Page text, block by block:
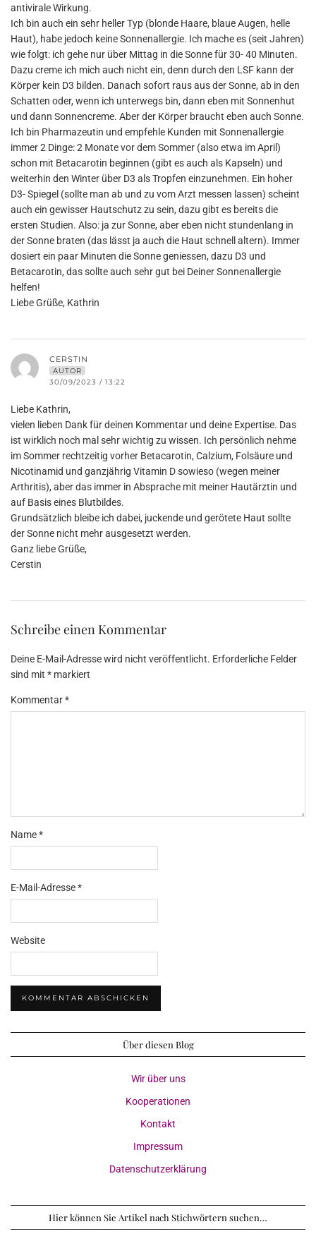
antivirale Wirkung.
Ich bin auch ein sehr heller Typ (blonde Haare, blaue Augen, helle
Haut), habe jedoch keine Sonnenallergie. Ich mache es (seit Jahren)
wie folgt: ich gehe nur über Mittag in die Sonne für 30- 40 Minuten.
Dazu creme ich mich auch nicht ein, denn durch den LSF kann der
Körper kein D3 bilden. Danach sofort raus aus der Sonne, ab in den
Schatten oder, wenn ich unterwegs bin, dann eben mit Sonnenhut
und dann Sonnencreme. Aber der Körper braucht eben auch Sonne.
Ich bin Pharmazeutin und empfehle Kunden mit Sonnenallergie
immer 2 Dinge: 2 Monate vor dem Sommer (also etwa im April)
schon mit Betacarotin beginnen (gibt es auch als Kapseln) und
weiterhin den Winter über D3 als Tropfen einzunehmen. Ein hoher
D3- Spiegel (sollte man ab und zu vom Arzt messen lassen) scheint
auch ein gewisser Hautschutz zu sein, dazu gibt es bereits die
ersten Studien. Also: ja zur Sonne, aber eben nicht stundenlang in
der Sonne braten (das lässt ja auch die Haut schnell altern). Immer
dosiert ein paar Minuten die Sonne geniessen, dazu D3 und
Betacarotin, das sollte auch sehr gut bei Deiner Sonnenallergie
helfen!
Liebe Grüße, Kathrin
CERSTIN
AUTOR
30/09/2023 / 13:22
Liebe Kathrin,
vielen lieben Dank für deinen Kommentar und deine Expertise. Das
ist wirklich noch mal sehr wichtig zu wissen. Ich persönlich nehme
im Sommer rechtzeitig vorher Betacarotin, Calzium, Folsäure und
Nicotinamid und ganzjährig Vitamin D sowieso (wegen meiner
Arthritis), aber das immer in Absprache mit meiner Hautärztin und
auf Basis eines Blutbildes.
Grundsätzlich bleibe ich dabei, juckende und gerötete Haut sollte
der Sonne nicht mehr ausgesetzt werden.
Ganz liebe Grüße,
Cerstin
Schreibe einen Kommentar
Deine E-Mail-Adresse wird nicht veröffentlicht. Erforderliche Felder
sind mit * markiert
Kommentar*
Name*
E-Mail-Adresse*
Website
Über diesen Blog
Wir über uns
Kooperationen
Kontakt
Impressum
Datenschutzerklärung
Hier können Sie Artikel nach Stichwörtern suchen…